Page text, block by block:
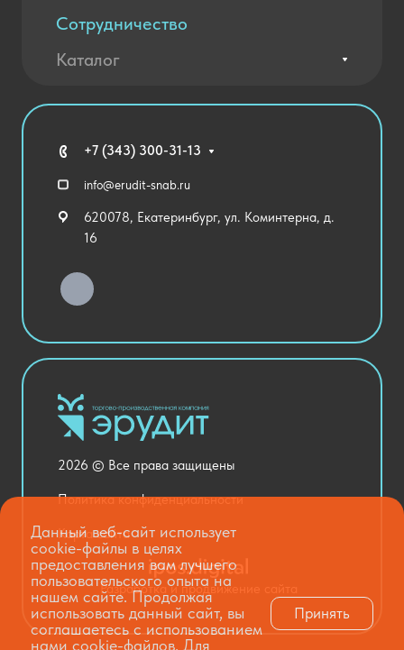
Вакансии
Контакты
Благодарственные письма
Сотрудничество
Оплата и доставка
Каталог
Технические средства обучения
Спортивный зал
Уличное оборудование
Хозяйственные Товары
Столовая и пищеблок
Оснащение кабинетов
Медицинский кабинет
Национальные проекты
+7 (343) 300-31-13
info@erudit-snab.ru
620078, Екатеринбург, ул. Коминтерна, д.
16
2026 © Все права защищены
Политика конфиденциальности
Карта сайта
Разработка и продвижение сайта
Данный веб-сайт использует
cookie-файлы в целях
предоставления вам лучшего
пользовательского опыта на
нашем сайте. Продолжая
использовать данный сайт, вы
соглашаетесь с использованием
нами cookie-файлов. Для
Принять